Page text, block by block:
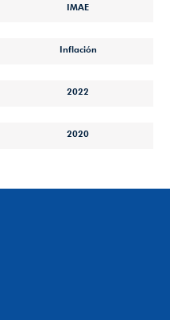
IMAE
Inflación
2022
2020